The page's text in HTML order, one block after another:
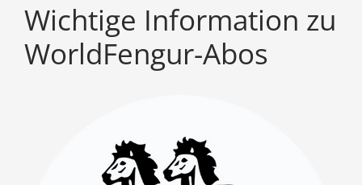
Wichtige Information zu
WorldFengur-Abos